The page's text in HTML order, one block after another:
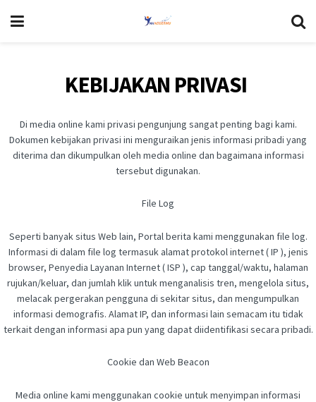
KEBIJAKAN PRIVASI
Di media online kami privasi pengunjung sangat penting bagi kami.
Dokumen kebijakan privasi ini menguraikan jenis informasi pribadi yang
diterima dan dikumpulkan oleh media online dan bagaimana informasi
tersebut digunakan.
File Log
Seperti banyak situs Web lain, Portal berita kami menggunakan file log.
Informasi di dalam file log termasuk alamat protokol internet ( IP ), jenis
browser, Penyedia Layanan Internet ( ISP ), cap tanggal/waktu, halaman
rujukan/keluar, dan jumlah klik untuk menganalisis tren, mengelola situs,
melacak pergerakan pengguna di sekitar situs, dan mengumpulkan
informasi demografis. Alamat IP, dan informasi lain semacam itu tidak
terkait dengan informasi apa pun yang dapat diidentifikasi secara pribadi.
Cookie dan Web Beacon
Media online kami menggunakan cookie untuk menyimpan informasi